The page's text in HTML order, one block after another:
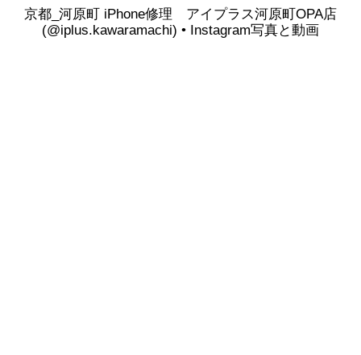
京都_河原町 iPhone修理 アイプラス河原町OPA店
(@iplus.kawaramachi) • Instagram写真と動画